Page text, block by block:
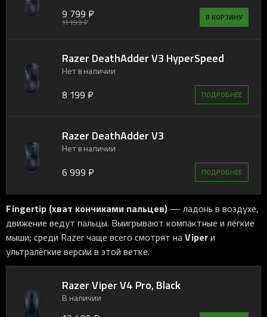
9 799 ₽
11 199 ₽ В КОРЗИНУ
Razer DeathAdder V3 HyperSpeed
Нет в наличии
8 199 ₽ ПОДРОБНЕЕ
Razer DeathAdder V3
Нет в наличии
6 999 ₽ ПОДРОБНЕЕ
Fingertip (хват кончиками пальцев) — ладонь в воздухе,
движение ведут пальцы. Выигрывают компактные и лёгкие
мыши; среди Razer чаще всего смотрят на Viperи
ультралёгкие версии в этой ветке.
Razer Viper V4 Pro, Black
В наличии